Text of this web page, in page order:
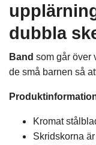
dubbla
Band som går över
de små barnen så
Kromat
Skridskorna